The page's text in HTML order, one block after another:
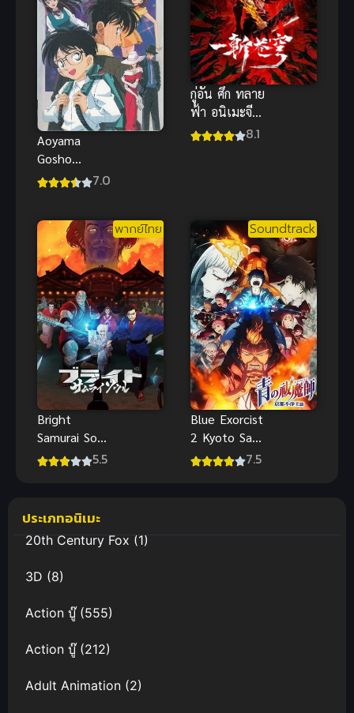
Aoyama
Gosho
TanpenShu
า โกโช พากย์
ไทย ดู
ออนไลน์
7.0
กู่อัน ศึก ทลาย
ฟ้า อนิเมะจีน
แนวกำลัง 8.1
พากย์ไทย
Bright
Samurai Soul
ไบรท์ จิต 5.5
Soundtrack
Blue Exorcist
2 Kyoto Saga
มือปราบผี 7.5
ประเภทอนิเมะ
20th Century Fox(1)
3D (8)
Action บู๊(555)
Action บู๊(212)
Adult Animation (2)